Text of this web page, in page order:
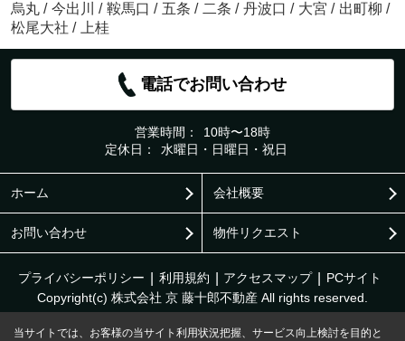
烏丸 / 今出川 / 鞍馬口 / 五条 / 二条 / 丹波口 / 大宮 / 出町柳 /
松尾大社 / 上桂
電話でお問い合わせ
営業時間：
10時〜18時
定休日：
水曜日・日曜日・祝日
ホーム 会社概要
お問い合わせ 物件リクエスト
プライバシーポリシー 利用規約 アクセスマップ
PCサイト
Copyright(c) 株式会社 京 藤十郎不動産 All rights reserved.
当サイトでは、お客様の当サイト利用状況把握、サービス向上検討を目的と